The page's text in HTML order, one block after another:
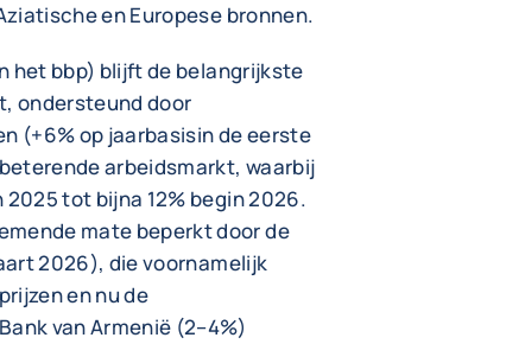
en Europese bronnen.
het bbp) blijft de belangrijkste
ondersteund door
(+6% op jaarbasisin de eerste
arbeidsmarkt, waarbij
tot bijna 12% begin 2026.
mate beperkt door de
2026), die voornamelijk
en nu de
van Armenië (2–4%)